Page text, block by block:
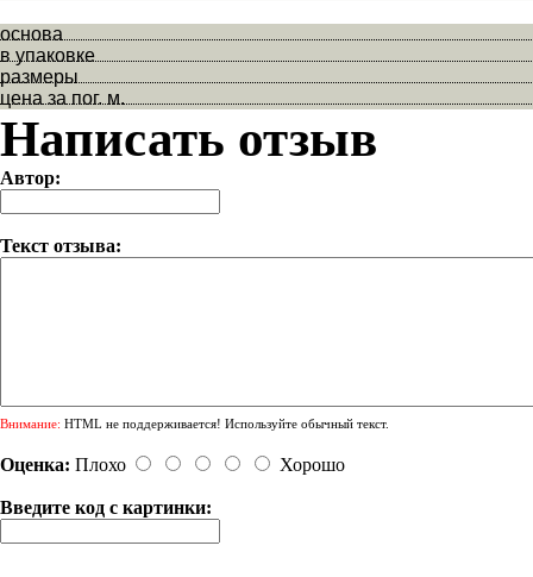
основа
в упаковке
размеры
цена за пог. м.
Написать отзыв
Автор:
Текст отзыва:
Внимание: HTML не поддерживается! Используйте обычный текст.
Оценка: Плохо Хорошо
Введите код с картинки: